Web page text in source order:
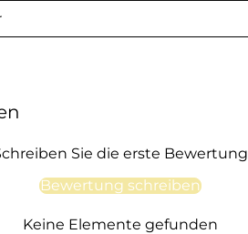
Sie die erste Bewertung
Bewertung schreiben
Keine Elemente gefunden